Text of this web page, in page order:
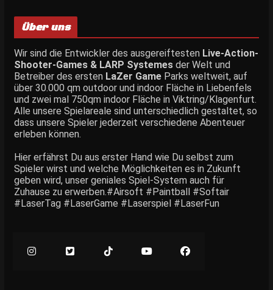
Über uns
Wir sind die Entwickler des ausgereiftesten Live-Action-
Shooter-Games & LARP Systemesder Welt und
Betreiber des ersten LaZer GameParks weltweit, auf
über 30.000 qm outdoor und indoor Fläche in Liebenfels
und zwei mal 750qm indoor Fläche in Viktring/Klagenfurt.
Alle unsere Spielareale sind unterschiedlich gestaltet, so
dass unsere Spieler jederzeit verschiedene Abenteuer
erleben können.
Hier erfährst Du aus erster Hand wie Du selbst zum
Spieler wirst und welche Möglichkeiten es in Zukunft
geben wird, unser geniales Spiel-System auch für
Zuhause zu erwerben.#Airsoft #Paintball #Softair
#LaserTag #LaserGame #Laserspiel #LaserFun